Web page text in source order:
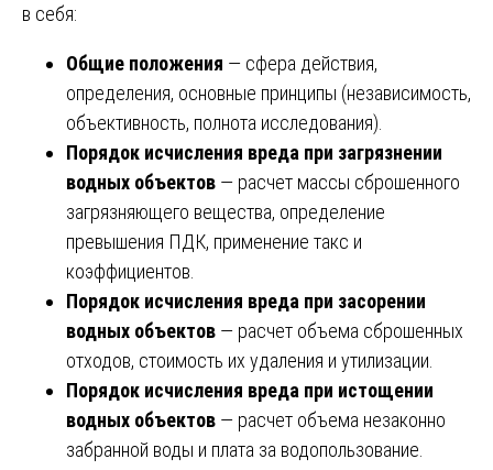
в себя:
Общие положения — сфера действия,
определения, основные принципы (независимость,
объективность, полнота исследования).
Порядок исчисления вреда при загрязнении
водных объектов — расчет массы сброшенного
загрязняющего вещества, определение
превышения ПДК, применение такс и
коэффициентов.
Порядок исчисления вреда при засорении
водных объектов — расчет объема сброшенных
отходов, стоимость их удаления и утилизации.
Порядок исчисления вреда при истощении
водных объектов — расчет объема незаконно
забранной воды и плата за водопользование.